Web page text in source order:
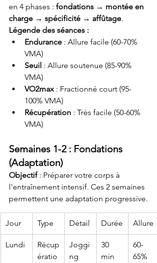
en 4 phases : fondations → montée en
charge → spécificité → affûtage.
Légende des séances :
Endurance : Allure facile (60-70%
VMA)
Seuil : Allure soutenue (85-90%
VMA)
VO2max : Fractionné court (95-
100% VMA)
Récupération : Très facile (50-60%
VMA)
Semaines 1-2 : Fondations
(Adaptation)
Objectif : Préparer votre corps à
l'entraînement intensif. Ces 2 semaines
permettent une adaptation progressive.
Jour Type Détail Durée Allure
Lundi
Récup
ératio
Joggi
ng
30
min
60-
65%